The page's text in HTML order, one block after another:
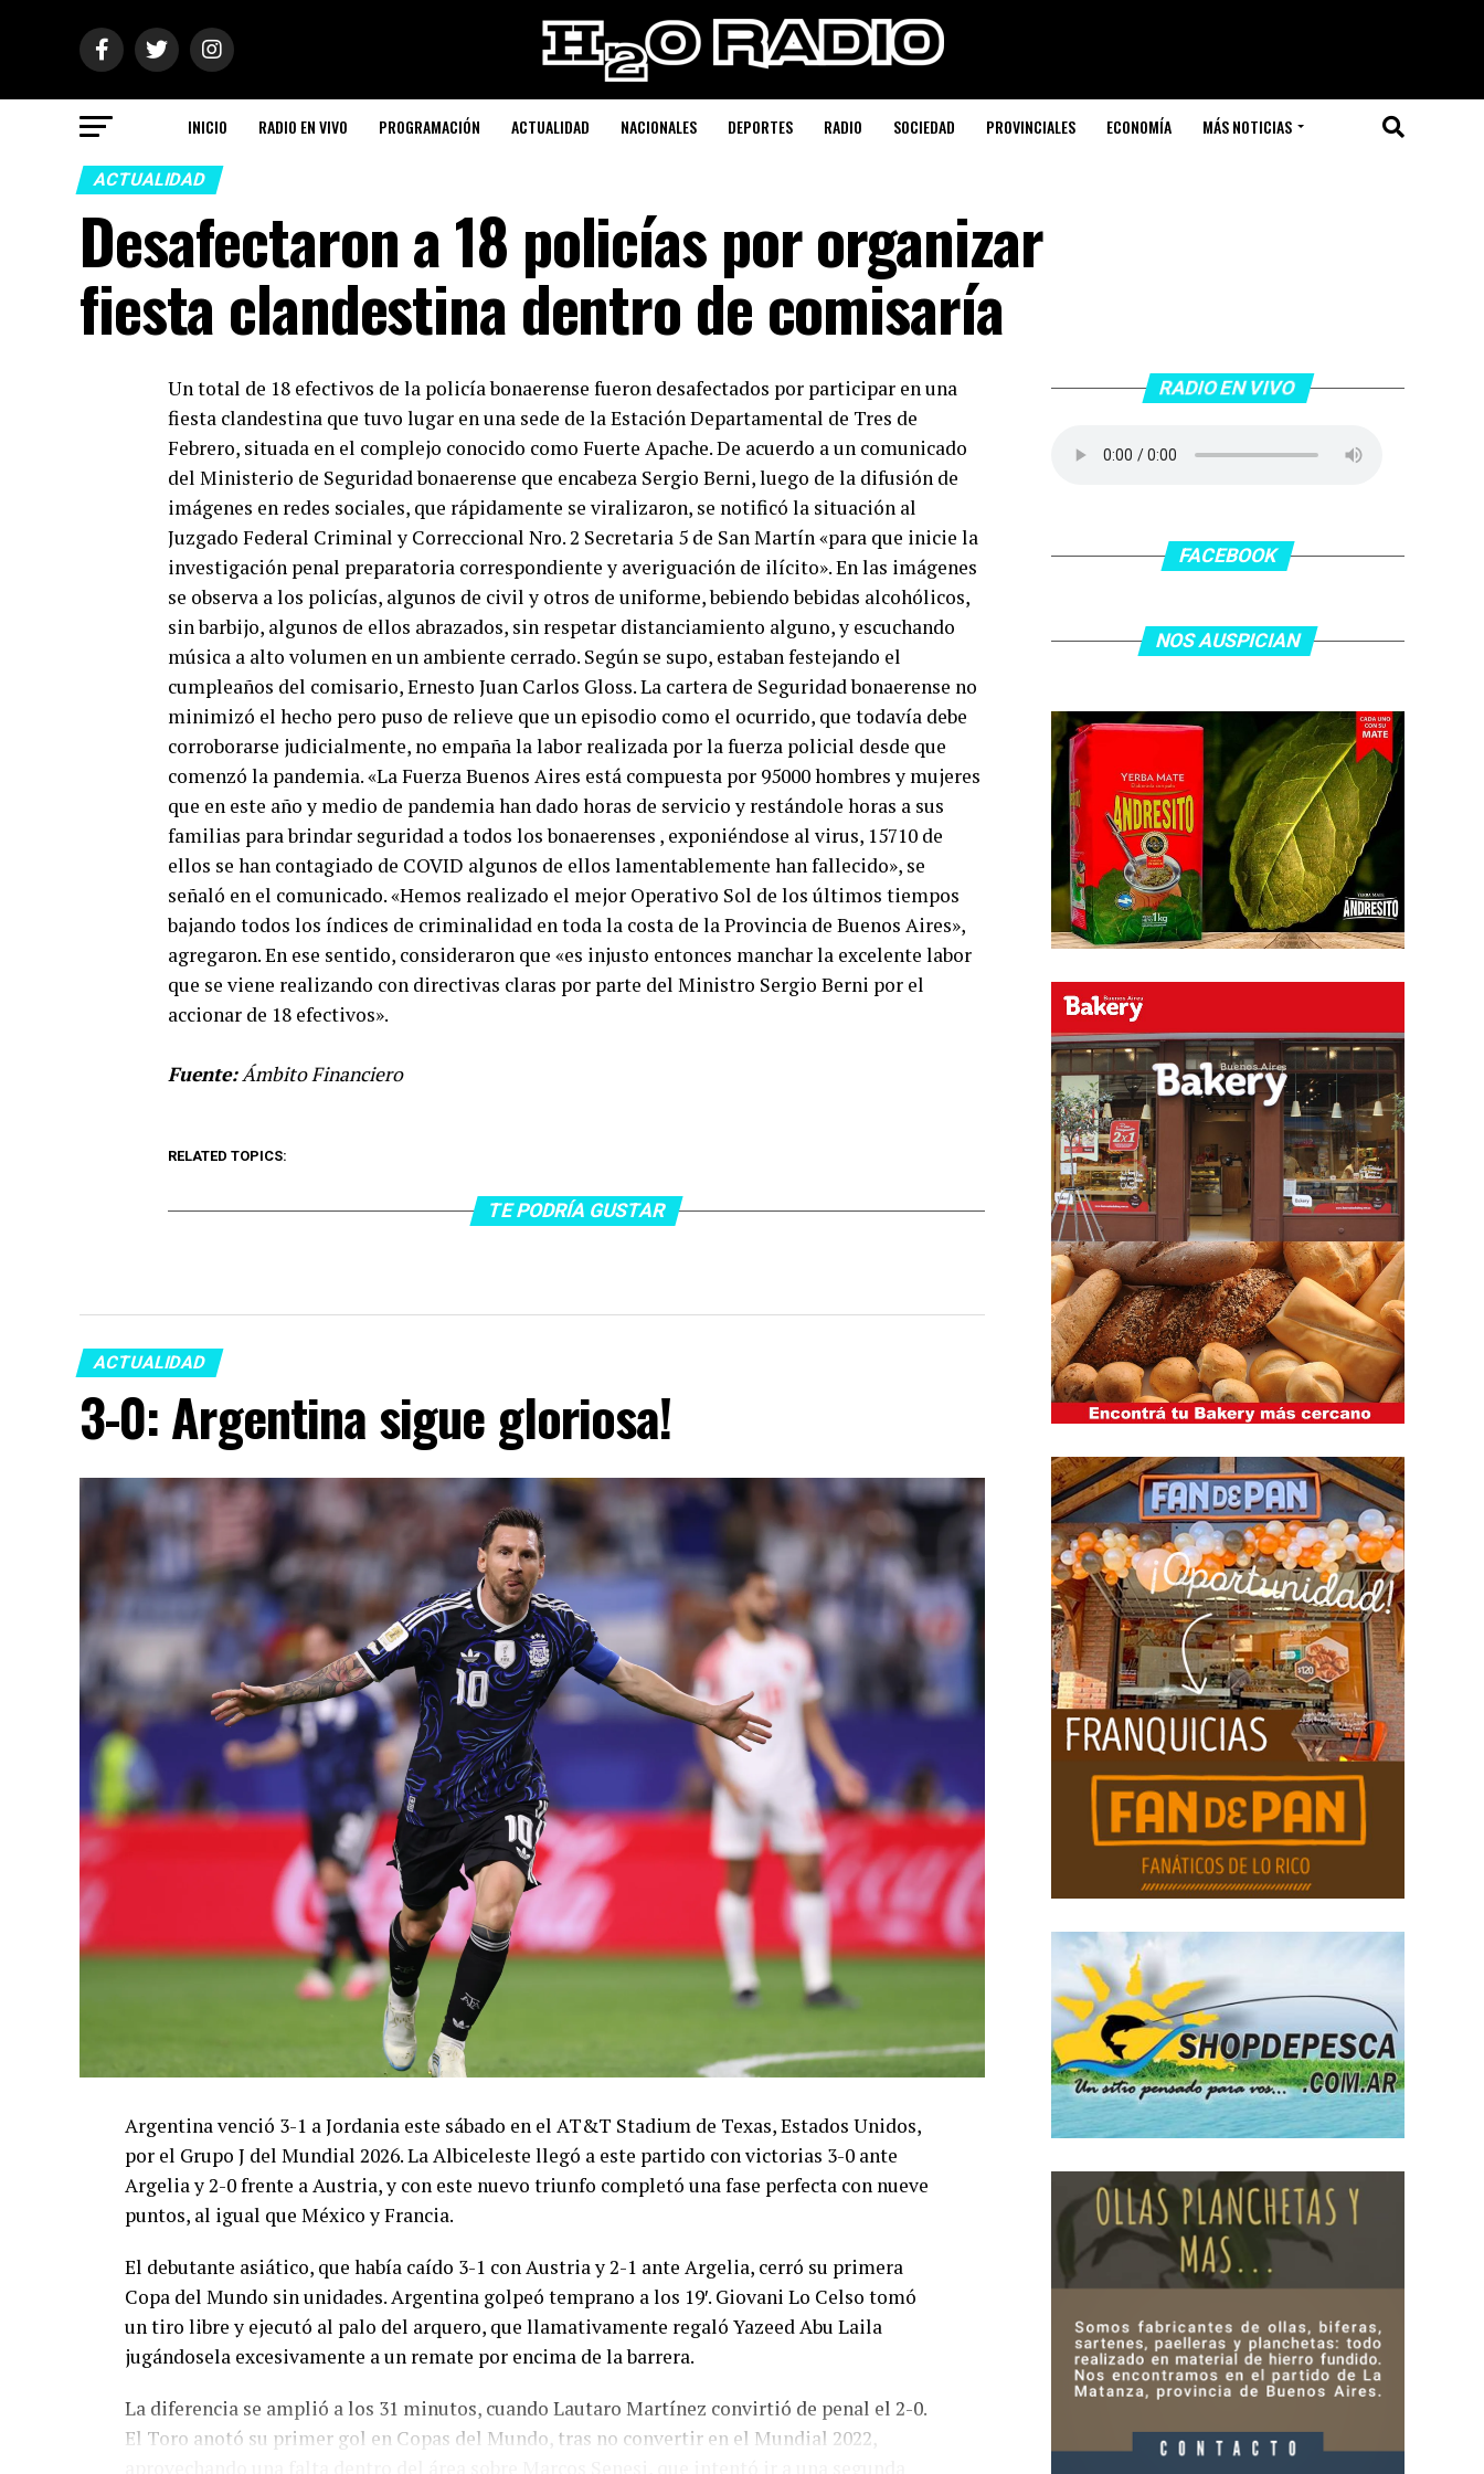
INICIO RADIO EN VIVO PROGRAMACIÓN ACTUALIDAD NACIONALES DEPORTES RADIO SOCIEDAD PROVINCIALES ECONOMÍA MÁS NOTICIAS
ACTUALIDAD
Desafectaron a 18 policías por organizar
fiesta clandestina dentro de comisaría
Un total de 18 efectivos de la policía bonaerense fueron desafectados por participar en una
fiesta clandestina que tuvo lugar en una sede de la Estación Departamental de Tres de
Febrero, situada en el complejo conocido como Fuerte Apache. De acuerdo a un comunicado
del Ministerio de Seguridad bonaerense que encabeza Sergio Berni, luego de la difusión de
imágenes en redes sociales, que rápidamente se viralizaron, se notificó la situación al
Juzgado Federal Criminal y Correccional Nro. 2 Secretaria 5 de San Martín «para que inicie la
investigación penal preparatoria correspondiente y averiguación de ilícito». En las imágenes
se observa a los policías, algunos de civil y otros de uniforme, bebiendo bebidas alcohólicos,
sin barbijo, algunos de ellos abrazados, sin respetar distanciamiento alguno, y escuchando
música a alto volumen en un ambiente cerrado. Según se supo, estaban festejando el
cumpleaños del comisario, Ernesto Juan Carlos Gloss. La cartera de Seguridad bonaerense no
minimizó el hecho pero puso de relieve que un episodio como el ocurrido, que todavía debe
corroborarse judicialmente, no empaña la labor realizada por la fuerza policial desde que
comenzó la pandemia. «La Fuerza Buenos Aires está compuesta por 95000 hombres y mujeres
que en este año y medio de pandemia han dado horas de servicio y restándole horas a sus
familias para brindar seguridad a todos los bonaerenses , exponiéndose al virus, 15710 de
ellos se han contagiado de COVID algunos de ellos lamentablemente han fallecido», se
señaló en el comunicado. «Hemos realizado el mejor Operativo Sol de los últimos tiempos
bajando todos los índices de criminalidad en toda la costa de la Provincia de Buenos Aires»,
agregaron. En ese sentido, consideraron que «es injusto entonces manchar la excelente labor
que se viene realizando con directivas claras por parte del Ministro Sergio Berni por el
accionar de 18 efectivos».
Fuente:Ámbito Financiero
RELATED TOPICS:
TE PODRÍA GUSTAR
ACTUALIDAD
3-0: Argentina sigue gloriosa!
Argentina venció 3-1 a Jordania este sábado en el AT&T Stadium de Texas, Estados Unidos,
por el Grupo J del Mundial 2026. La Albiceleste llegó a este partido con victorias 3-0 ante
Argelia y 2-0 frente a Austria, y con este nuevo triunfo completó una fase perfecta con nueve
puntos, al igual que México y Francia.
El debutante asiático, que había caído 3-1 con Austria y 2-1 ante Argelia, cerró su primera
Copa del Mundo sin unidades. Argentina golpeó temprano a los 19′. Giovani Lo Celso tomó
un tiro libre y ejecutó al palo del arquero, que llamativamente regaló Yazeed Abu Laila
jugándosela excesivamente a un remate por encima de la barrera.
La diferencia se amplió a los 31 minutos, cuando Lautaro Martínez convirtió de penal el 2-0.
El Toro anotó su primer gol en Copas del Mundo, tras no convertir en el Mundial 2022,
RADIO EN VIVO
FACEBOOK
NOS AUSPICIAN